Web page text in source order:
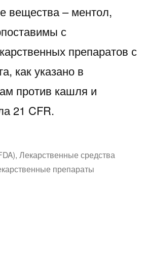
вещества – ментол,
с
препаратов с
как указано в
против кашля и
21 CFR.
, Лекарственные средства
препараты